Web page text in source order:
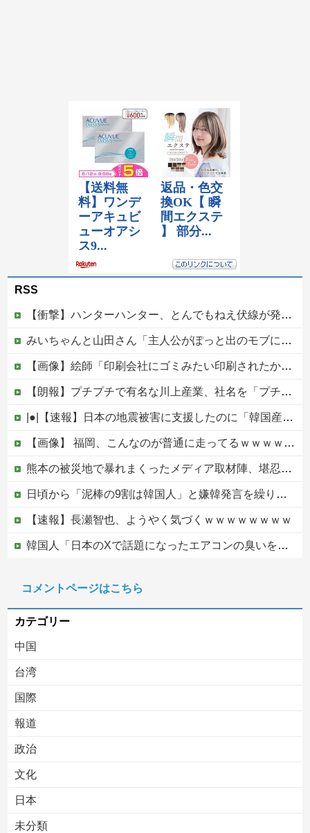
RSS
【衝撃】ハンターハンター、とんでもねえ伏線が発掘される。クルタ族の虐殺犯人がツェリードニヒだった模様！
みいちゃんと山田さん「主人公がぽっと出のモブに殺されて終わります」←これ
【画像】絵師「印刷会社にゴミみたい印刷されたから晒すわ」→お前がクレーマーだと大炎上
【朗報】プチプチで有名な川上産業、社名を「プチプチ株式会社」に変更wwwww他
|●|【速報】日本の地震被害に支援したのに「韓国産の水は水洗トイレに」
【画像】 福岡、こんなのが普通に走ってるｗｗｗｗｗｗｗｗｗｗｗｗｗｗｗｗｗｗｗｗｗｗｗｗｗｗｗｗｗｗｗｗｗｗｗｗｗｗｗｗ
熊本の被災地で暴れまくったメディア取材陣、堪忍袋の緒が切れた地元住民が苦情を寄せまくった結果……
日頃から「泥棒の9割は韓国人」と嫌韓発言を繰り返すトメ！冬ソナにハマり私のヨン様グッズを勝手に持ち出したので、トメ自身の「あの自論」で撃退したったｗｗ←矛盾だらけのトメにブーメラン刺さりまくり
【速報】長瀬智也、ようやく気づくｗｗｗｗｗｗｗｗ
韓国人「日本のXで話題になったエアコンの臭いを消す方法をご覧ください」→「これマジ？」
【移民政策反対】イオンの売り場で唐揚げを食う中国人の子供
コメントページはこちら
カテゴリー
中国
台湾
国際
報道
政治
文化
日本
未分類